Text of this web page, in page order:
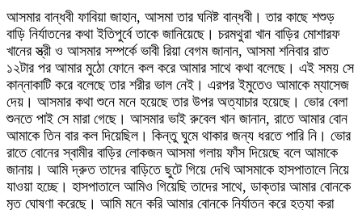
আসমার বান্ধবী ফাবিয়া জাহান, আসমা তার ঘনিষ্ট বান্ধবী। তার কাছে শশুড়
বাড়ি নির্যাতনের কথা ইতিপুর্বে তাকে জানিয়েছে। চরমথুরা খান বাড়ির মোশারফ
খানের স্ত্রী ও আসমার সম্পর্কে ভাবী রিয়া বেগম জানান, আসমা শনিবার রাত
১২টার পর আমার মুঠো ফোনে কল করে আমার সাথে কথা বলেছে। এই সময় সে
কান্নাকাটি করে বলেছে তার শরীর ভাল নেই। এরপর ইমুতেও আমাকে ম্যাসেজ
দেয়। আসমার কথা শুনে মনে হয়েছে তার উপর অত্যাচার হয়েছে। ভোর বেলা
শুনতে পাই সে মারা গেছে। আসমার ভাই রুবেল খান জানান, রাতে আমার বোন
আমাকে তিন বার কল দিয়েছিল। কিন্তু ঘুমে থাকার জন্য ধরতে পারি নি। ভোর
রাতে বোনের স্বামীর বাড়ির লোকজন আসমা গলায় ফাঁস দিয়েছে বলে আমাকে
জানায়। আমি দ্রুত তাদের বাড়িতে ছুটে গিয়ে দেখি আসমাকে হাসপাতালে নিয়ে
যাওয়া হচ্ছে। হাসপাতালে আমিও গিয়েছি তাদের সাথে, ডাক্তার আমার বোনকে
মৃত ঘোষণা করেছে। আমি মনে করি আমার বোনকে নির্যাতন করে হত্যা করা